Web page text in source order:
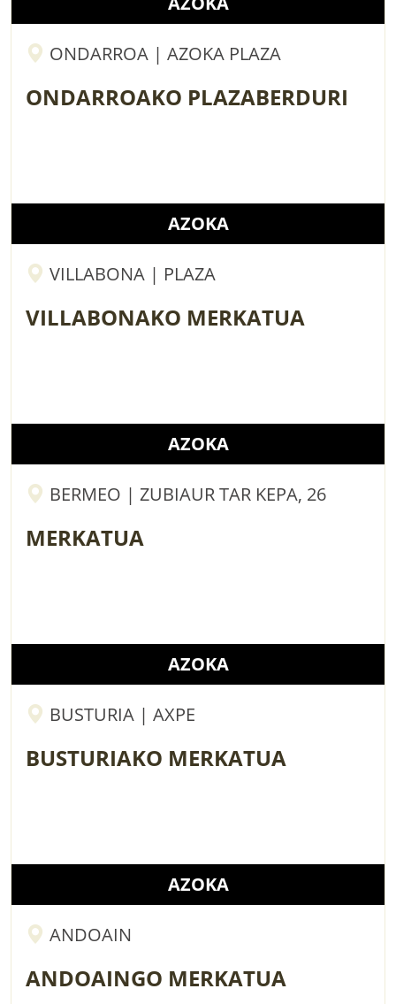
ONDARROA | AZOKA PLAZA
ONDARROAKO PLAZABERDURI
AZOKA
VILLABONA | PLAZA
VILLABONAKO MERKATUA
AZOKA
BERMEO | ZUBIAUR TAR KEPA, 26
MERKATUA
AZOKA
BUSTURIA | AXPE
BUSTURIAKO MERKATUA
AZOKA
ANDOAIN
ANDOAINGO MERKATUA